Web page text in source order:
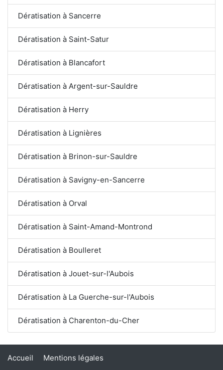
Dératisation à Sancerre
Dératisation à Saint-Satur
Dératisation à Blancafort
Dératisation à Argent-sur-Sauldre
Dératisation à Herry
Dératisation à Lignières
Dératisation à Brinon-sur-Sauldre
Dératisation à Savigny-en-Sancerre
Dératisation à Orval
Dératisation à Saint-Amand-Montrond
Dératisation à Boulleret
Dératisation à Jouet-sur-l'Aubois
Dératisation à La Guerche-sur-l'Aubois
Dératisation à Charenton-du-Cher
Accueil Mentions légales